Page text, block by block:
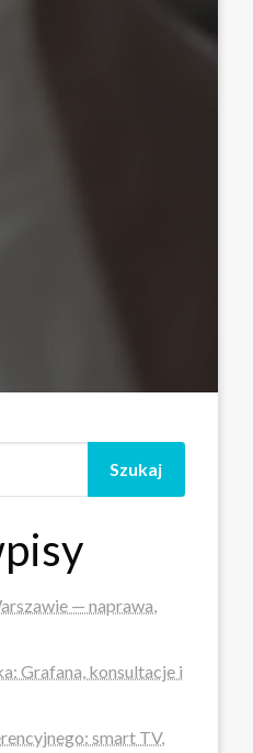
Szukaj
— naprawa,
Grafana, konsultacje i
smart TV,